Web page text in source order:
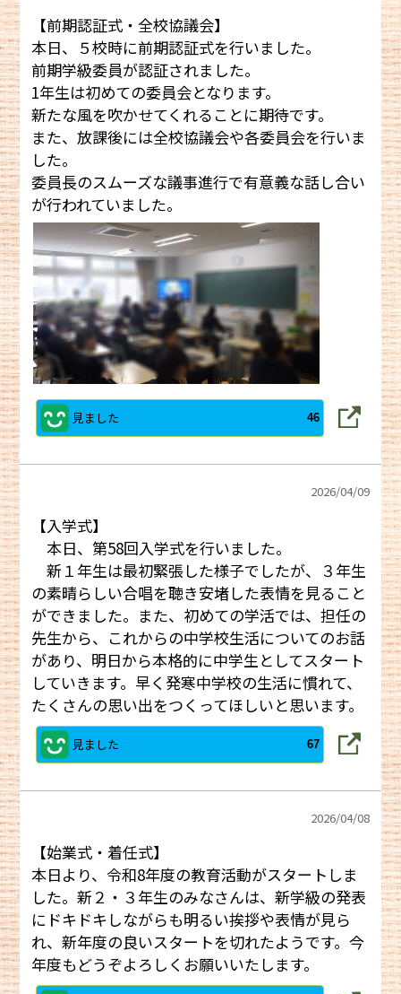
【前期認証式・全校協議会】
本日、５校時に前期認証式を行いました。
前期学級委員が認証されました。
1年生は初めての委員会となります。
新たな風を吹かせてくれることに期待です。
また、放課後には全校協議会や各委員会を行いま
した。
委員長のスムーズな議事進行で有意義な話し合い
が行われていました。
見ました 46
2026/04/09
【入学式】
本日、第58回入学式を行いました。
新１年生は最初緊張した様子でしたが、３年生
の素晴らしい合唱を聴き安堵した表情を見ること
ができました。また、初めての学活では、担任の
先生から、これからの中学校生活についてのお話
があり、明日から本格的に中学生としてスタート
していきます。早く発寒中学校の生活に慣れて、
たくさんの思い出をつくってほしいと思います。
見ました 67
2026/04/08
【始業式・着任式】
本日より、令和8年度の教育活動がスタートしま
した。新２・３年生のみなさんは、新学級の発表
にドキドキしながらも明るい挨拶や表情が見ら
れ、新年度の良いスタートを切れたようです。今
年度もどうぞよろしくお願いいたします。